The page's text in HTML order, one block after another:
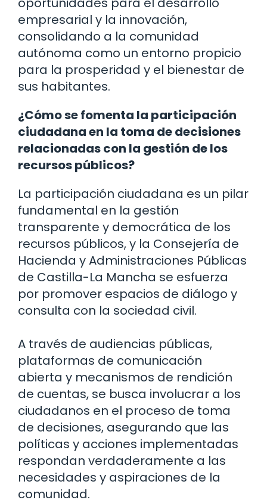
empresarial y la innovación,
consolidando a la comunidad
autónoma como un entorno propicio
para la prosperidad y el bienestar de
sus habitantes.
¿Cómo se fomenta la participación
ciudadana en la toma de decisiones
relacionadas con la gestión de los
recursos públicos?
La participación ciudadana es un pilar
fundamental en la gestión
transparente y democrática de los
recursos públicos, y la Consejería de
Hacienda y Administraciones Públicas
de Castilla-La Mancha se esfuerza
por promover espacios de diálogo y
consulta con la sociedad civil.
A través de audiencias públicas,
plataformas de comunicación
abierta y mecanismos de rendición
de cuentas, se busca involucrar a los
ciudadanos en el proceso de toma
de decisiones, asegurando que las
políticas y acciones implementadas
respondan verdaderamente a las
necesidades y aspiraciones de la
comunidad.